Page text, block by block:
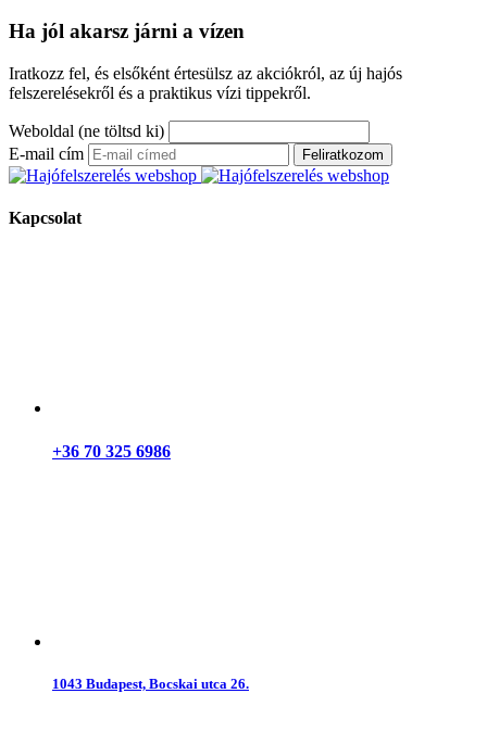
Ha jól akarsz járni a vízen
Iratkozz fel, és elsőként értesülsz az akciókról, az új hajós
felszerelésekről és a praktikus vízi tippekről.
Weboldal (ne töltsd ki)
E-mail cím
Feliratkozom
Kapcsolat
+36 70 325 6986
1043 Budapest, Bocskai utca 26.